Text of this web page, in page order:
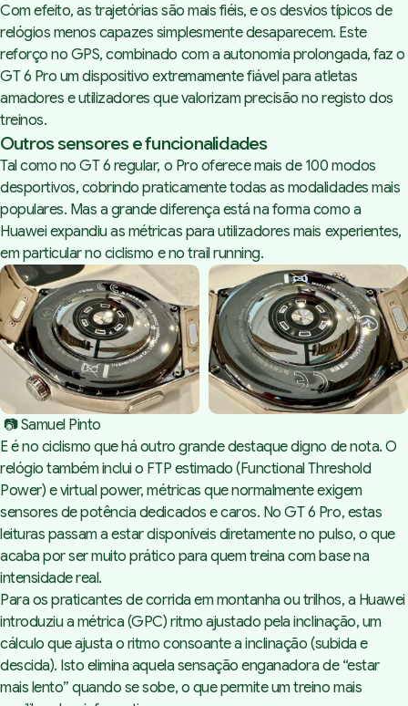
Com efeito, as trajetórias são mais fiéis, e os desvios típicos de
relógios menos capazes simplesmente desaparecem. Este
reforço no GPS, combinado com a autonomia prolongada, faz o
GT 6 Pro um dispositivo extremamente fiável para atletas
amadores e utilizadores que valorizam precisão no registo dos
treinos.
Outros sensores e funcionalidades
Tal como no GT 6 regular, o Pro oferece mais de 100 modos
desportivos, cobrindo praticamente todas as modalidades mais
populares. Mas a grande diferença está na forma como a
Huawei expandiu as métricas para utilizadores mais experientes,
em particular no ciclismo e notrail running.
📷 Samuel Pinto
E é no ciclismo que há outro grande destaque digno de nota. O
relógio também inclui o FTP estimado (Functional Threshold
Power) e virtual power, métricas que normalmente exigem
sensores de potência dedicados e caros. No GT 6 Pro, estas
leituras passam a estar disponíveis diretamente no pulso, o que
acaba por ser muito prático para quem treina com base na
intensidade real.
Para os praticantes de corrida em montanha ou trilhos, a Huawei
introduziu a métrica (GPC) ritmo ajustado pela inclinação, um
cálculo que ajusta o ritmo consoante a inclinação (subida e
descida). Isto elimina aquela sensação enganadora de “estar
mais lento” quando se sobe, o que permite um treino mais